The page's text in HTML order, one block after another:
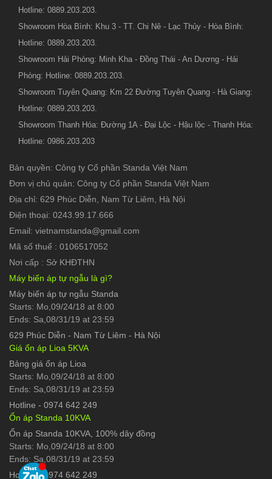
Hotline: 0889.203.203.
Showroom Hòa Bình: Khu 3 - TT. Chi Nê - Lạc Thủy - Hòa Bình:
Hotline: 0889.203.203.
Showroom Hải Phòng: Minh Kha - Đồng Thái - An Dương - Hải
Phòng: Hotline: 0889.203.203.
Showroom Tuyên Quang: Km 22 Đường Tuyên Quang - Hà Giang:
Hotline: 0889.203.203.
Showroom Thanh Hóa: Đường 1A - Đại Lộc - Hậu lộc - Thanh Hóa:
Hotline: 0986.203.203
Bản quyền: Công ty Cổ phần Standa Việt Nam
Đơn vị chủ quản: Công ty Cổ phần Standa Việt Nam
Địa chỉ: 629 Phúc Diễn, Nam Từ Liêm, Hà Nội
Điện thoại: 0243.99.17.666
Email: vietnamstanda@gmail.com
Mã số thuế : 0106517052
Nơi cấp : Sở KHĐTHN
Máy biến áp tự ngẫu là gì?
Máy biến áp tự ngẫu Standa
Starts: Mo,09/24/18 at 8:00
Ends: Sa,08/31/19 at 23:59
629 Phúc Diễn - Nam Từ Liêm - Hà Nội
Giá ổn áp Lioa 5KVA
Bảng giá ổn áp Lioa
Starts: Mo,09/24/18 at 8:00
Ends: Sa,08/31/19 at 23:59
Hotline - 0974 642 249
Ổn áp Standa 10KVA
Ổn áp Standa 10KVA, 100% dây đồng
Starts: Mo,09/24/18 at 8:00
Ends: Sa,08/31/19 at 23:59
Hotline-0974 642 249